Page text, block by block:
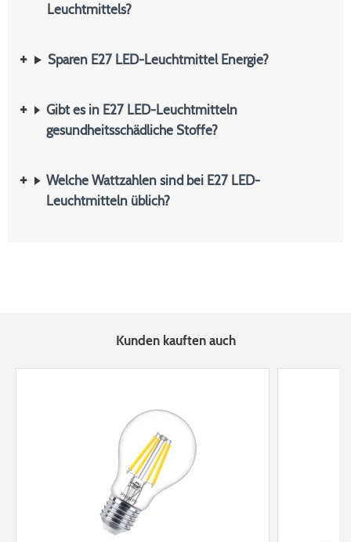
Leuchtmittels?
Sparen E27 LED-Leuchtmittel Energie?
Gibt es in E27 LED-Leuchtmitteln
gesundheitsschädliche Stoffe?
Welche Wattzahlen sind bei E27 LED-
Leuchtmitteln üblich?
Kunden kauften auch